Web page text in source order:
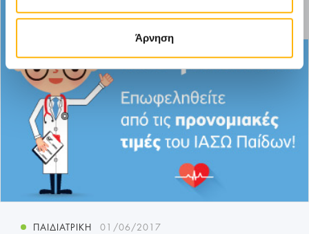
Άρνηση
ΑΝΕΝΕΡΓΗ
ΠΡΟΣΦΟΡΑ
ΠΑΙΔΙΑΤΡΙΚΉ 01/06/2017